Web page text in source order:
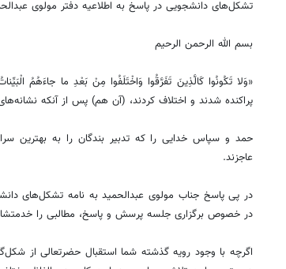
تشکل‌های دانشجویی در پاسخ به اطلاعیه دفتر مولوی
بسم الله الرحمن الرحیم
پراکنده شدند و اختلاف کردند، (آن هم) پس از آنکه
حمد و سپاس خدایی را که تدبیر بندگان را به بهترین
عاجزند.
در پی پاسخ جناب مولوی عبدالحمید به نامه تشکل‌های
در خصوص برگزاری جلسه پرسش و پاسخ، مطالبی را
اگرچه با وجود رویه گذشته شما استقبال حضرتعالی از